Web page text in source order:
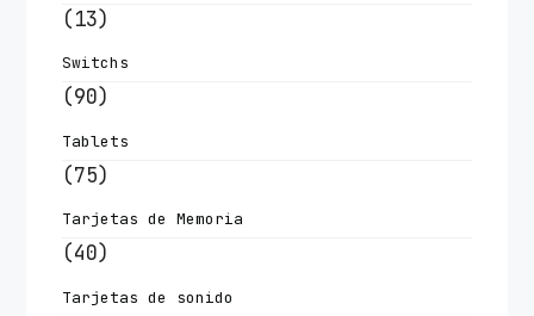
(13)
Switchs
(90)
Tablets
(75)
Tarjetas de Memoria
(40)
Tarjetas de sonido